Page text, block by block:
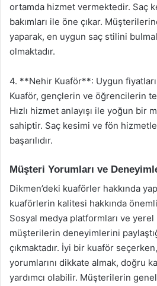
ortamda hizmet vermektedir. Saç
bakımları ile öne çıkar.
yaparak, en uygun saç stilini
olmaktadır.
4. **Nehir Kuaför**: Uygun
Kuaför, gençlerin ve öğrencilerin
Hızlı hizmet anlayışı ile yoğun bir
sahiptir. Saç kesimi ve fön
başarılıdır.
Müşteri Yorumları ve
Dikmen’deki kuaförler hakkında
kuaförlerin kalitesi hakkında
Sosyal medya platformları ve
müşterilerin deneyimlerini
çıkmaktadır. İyi bir kuaför
yorumlarını dikkate almak, doğru
yardımcı olabilir. Müşterilerin